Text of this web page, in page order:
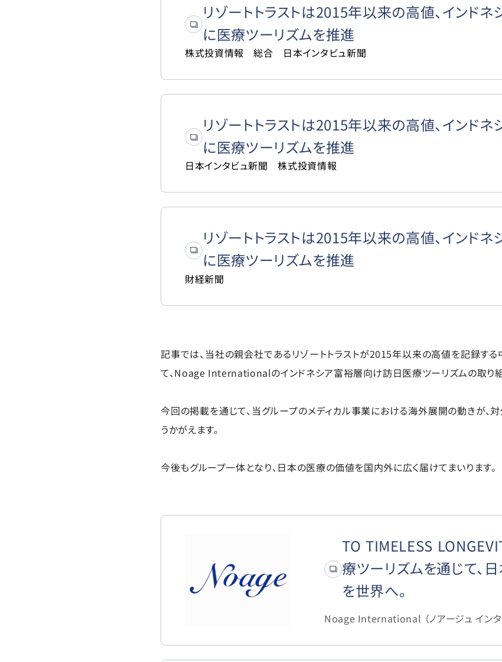
リゾートトラストは2015年以来の高値、インド
に医療ツーリズムを推進
株式投資情報 総合 日本インタビュ新聞
リゾートトラストは2015年以来の高値、インド
に医療ツーリズムを推進
日本インタビュ新聞 株式投資情報
リゾートトラストは2015年以来の高値、インド
に医療ツーリズムを推進
財経新聞
記事では、当社の親会社であるリゾートトラストが2015年以来の高値を記録する
て、Noage Internationalのインドネシア富裕層向け訪日医療ツーリズムの取り
今回の掲載を通じて、当グループのメディカル事業における海外展開の動きが、
うかがえます。
今後もグループ一体となり、日本の医療の価値を国内外に広く届けてまいります。
TO TIMELESS
療ツーリズムを通じて、
を世界へ。
Noage International （ノアージュ インタ